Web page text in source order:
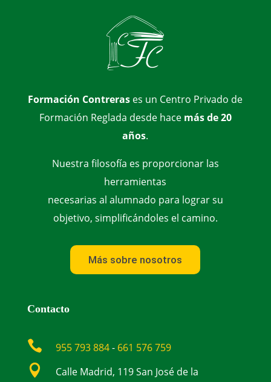
Formación Contreras es un Centro Privado de
Formación Reglada desde hace más de 20
años.
Nuestra filosofía es proporcionar las
herramientas
necesarias al alumnado para lograr su
objetivo, simplificándoles el camino.
Más sobre nosotros
Contacto
 955 793 884- 661 576 759

Calle Madrid, 119 San José de la